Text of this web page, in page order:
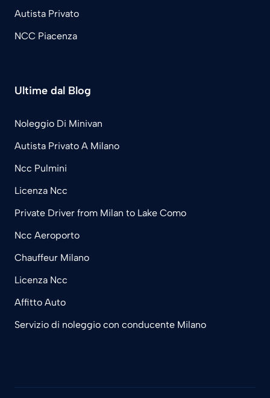
Autista Privato
NCC Piacenza
Ultime dal Blog
Noleggio Di Minivan
Autista Privato A Milano
Ncc Pulmini
Licenza Ncc
Private Driver from Milan to Lake Como
Ncc Aeroporto
Chauffeur Milano
Licenza Ncc
Affitto Auto
Servizio di noleggio con conducente Milano